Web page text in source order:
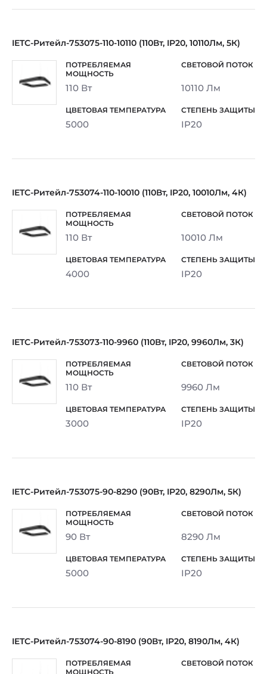
IETC-Ритейл-753075-110-10110 (110Вт, IP20, 10110Лм, 5К)
110 Вт 10110 Лм
5000 IP20
IETC-Ритейл-753074-110-10010 (110Вт, IP20, 10010Лм, 4К)
110 Вт 10010 Лм
4000 IP20
IETC-Ритейл-753073-110-9960 (110Вт, IP20, 9960Лм, 3К)
110 Вт 9960 Лм
3000 IP20
IETC-Ритейл-753075-90-8290 (90Вт, IP20, 8290Лм, 5К)
90 Вт 8290 Лм
5000 IP20
IETC-Ритейл-753074-90-8190 (90Вт, IP20, 8190Лм, 4К)